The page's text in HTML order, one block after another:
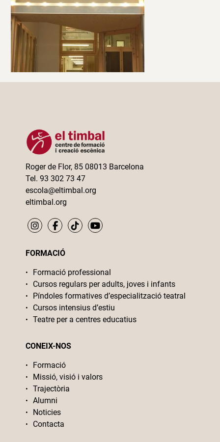
Roger de Flor, 85 08013 Barcelona
Tel. 93 302 73 47
escola@eltimbal.org
eltimbal.org
FORMACIÓ
Formació professional
Cursos regulars per adults, joves i infants
Píndoles formatives d’especialització teatral
Cursos intensius d’estiu
Teatre per a centres educatius
CONEIX-NOS
Formació
Missió, visió i valors
Trajectòria
Alumni
Noticies
Contacta